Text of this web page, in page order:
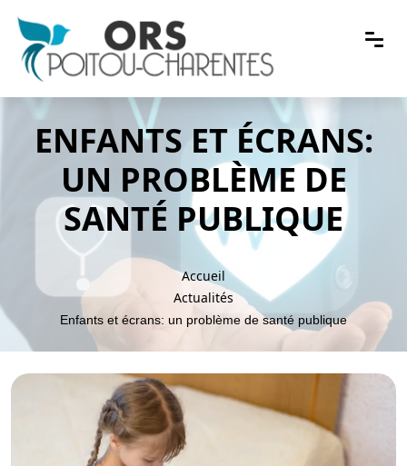
ENFANTS ET ÉCRANS:
UN PROBLÈME DE
SANTÉ PUBLIQUE
Accueil
Actualités
Enfants et écrans: un problème de santé publique